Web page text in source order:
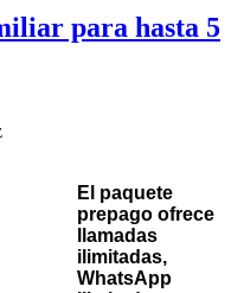
para hasta 5
El paquete
prepago ofrece
llamadas
ilimitadas,
WhatsApp